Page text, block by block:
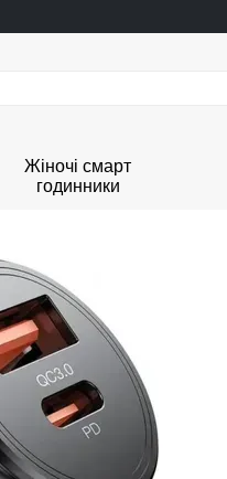
Жіночі смарт
годинники